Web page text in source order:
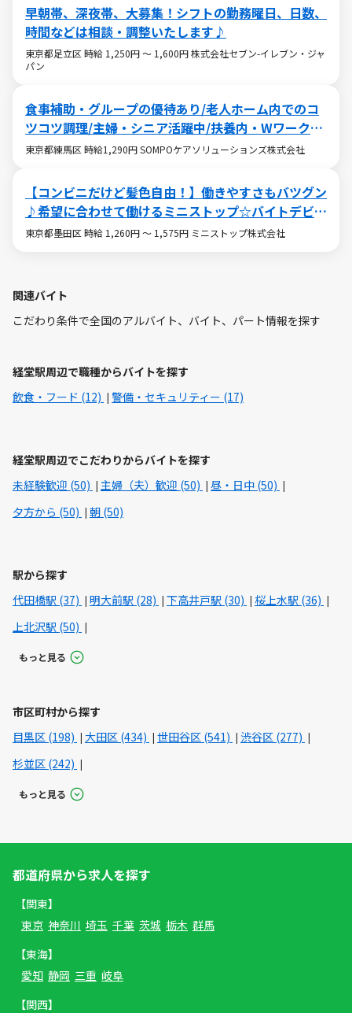
早朝帯、深夜帯、大募集！シフトの勤務曜日、日数、
時間などは相談・調整いたします♪
東京都足立区 時給 1,250円 ～ 1,600円 株式会社セブン-イレブン・ジャ
パン
食事補助・グループの優待あり/老人ホーム内でのコ
ツコツ調理/主婦・シニア活躍中/扶養内・Wワークも
OK
東京都練馬区 時給1,290円 SOMPOケアソリューションズ株式会社
【コンビニだけど髪色自由！】働きやすさもバツグン
♪希望に合わせて働けるミニストップ☆バイトデビュ
ーも大歓迎です！☆
東京都墨田区 時給 1,260円 ～ 1,575円 ミニストップ株式会社
関連バイト
こだわり条件で全国のアルバイト、バイト、パート情報を探す
経堂駅周辺で職種からバイトを探す
飲食・フード (12)
警備・セキュリティー (17)
経堂駅周辺でこだわりからバイトを探す
未経験歓迎 (50)
主婦（夫）歓迎 (50)
昼・日中 (50)
夕方から (50)
朝 (50)
駅から探す
代田橋駅 (37)
明大前駅 (28) 下高井戸駅 (30)
桜上水駅 (36)
上北沢駅 (50)
もっと見る
市区町村から探す
目黒区 (198)
大田区 (434) 世田谷区 (541)
渋谷区 (277)
杉並区 (242)
もっと見る
都道府県から求人を探す
【関東】
東京 神奈川 埼玉 千葉 茨城 栃木 群馬
【東海】
愛知 静岡 三重 岐阜
【関西】